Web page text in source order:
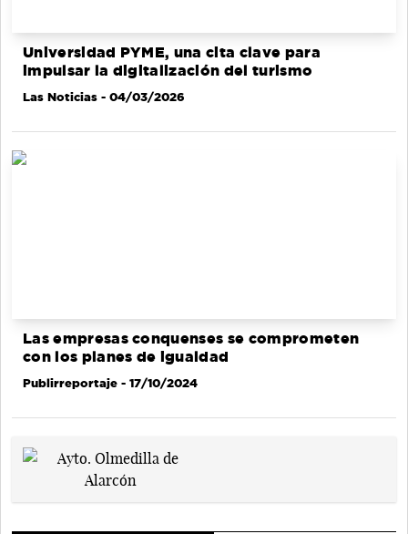
Universidad PYME, una cita clave para
impulsar la digitalización del turismo
Las Noticias - 04/03/2026
Las empresas conquenses se comprometen
con los planes de igualdad
Publirreportaje - 17/10/2024